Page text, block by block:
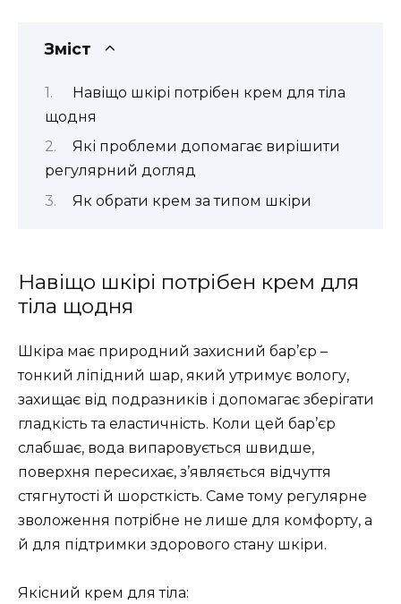
Зміст
Навіщо шкірі потрібен крем для тіла
щодня
Які проблеми допомагає вирішити
регулярний догляд
Як обрати крем за типом шкіри
Навіщо шкірі потрібен крем для
тіла щодня
Шкіра має природний захисний бар’єр –
тонкий ліпідний шар, який утримує вологу,
захищає від подразників і допомагає зберігати
гладкість та еластичність. Коли цей бар’єр
слабшає, вода випаровується швидше,
поверхня пересихає, з’являється відчуття
стягнутості й шорсткість. Саме тому регулярне
зволоження потрібне не лише для комфорту, а
й для підтримки здорового стану шкіри.
Якісний крем для тіла: